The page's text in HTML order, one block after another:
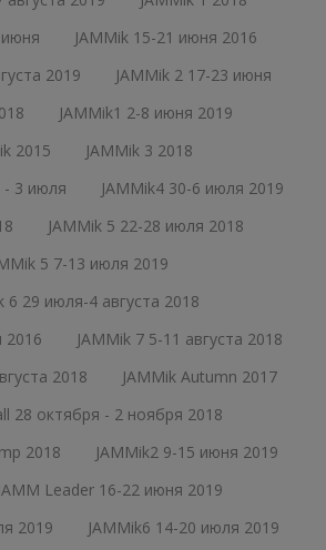
JAMMik 15-21 июня 2016
2019
JAMMik 2 17-23 июня
JAMMik1 2-8 июня 2019
2015
JAMMik 3 2018
- 3 июля
JAMMik4 30-6 июля 2019
JAMMik 5 22-28 июля 2018
5 7-13 июля 2019
6 29 июля-4 августа 2018
2016
JAMMik 7 5-11 августа 2018
2018
JAMMik Autumn 2017
28 октября - 2 ноября 2018
2018
JAMMik2 9-15 июня 2019
Leader 16-22 июня 2019
2019
JAMMik6 14-20 июля 2019